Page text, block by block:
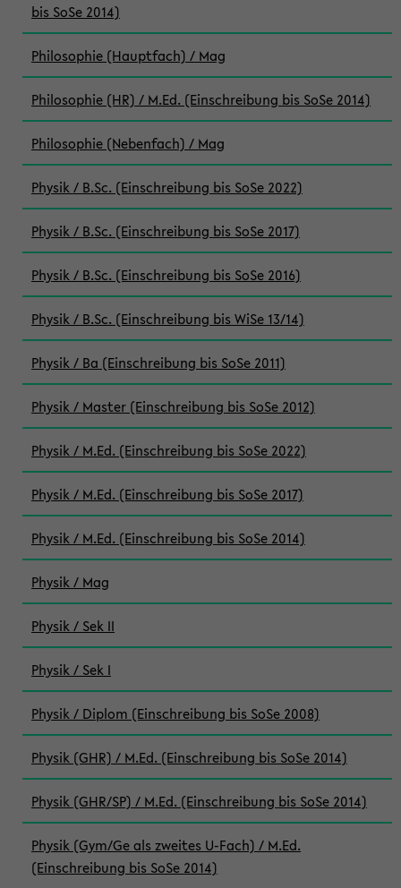
bis SoSe 2014)
Philosophie (Hauptfach) / Mag
Philosophie (HR) / M.Ed. (Einschreibung bis SoSe 2014)
Philosophie (Nebenfach) / Mag
Physik / B.Sc. (Einschreibung bis SoSe 2022)
Physik / B.Sc. (Einschreibung bis SoSe 2017)
Physik / B.Sc. (Einschreibung bis SoSe 2016)
Physik / B.Sc. (Einschreibung bis WiSe 13/14)
Physik / Ba (Einschreibung bis SoSe 2011)
Physik / Master (Einschreibung bis SoSe 2012)
Physik / M.Ed. (Einschreibung bis SoSe 2022)
Physik / M.Ed. (Einschreibung bis SoSe 2017)
Physik / M.Ed. (Einschreibung bis SoSe 2014)
Physik / Mag
Physik / Sek II
Physik / Sek I
Physik / Diplom (Einschreibung bis SoSe 2008)
Physik (GHR) / M.Ed. (Einschreibung bis SoSe 2014)
Physik (GHR/SP) / M.Ed. (Einschreibung bis SoSe 2014)
Physik (Gym/Ge als zweites U-Fach) / M.Ed.
(Einschreibung bis SoSe 2014)